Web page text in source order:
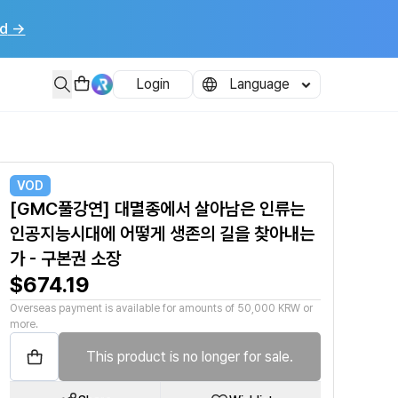
시기를 여섯 번이나 살아남은 인류의 생존 유전자와, 호모 사피
→
Login Language
VOD
[GMC풀강연] 대멸종에서 살아남은 인류는
인공지능시대에 어떻게 생존의 길을 찾아내는
가 - 구본권 소장
$674.19
Overseas payment is available for amounts of 50,000 KRW or
more.
This product is no longer for sale.